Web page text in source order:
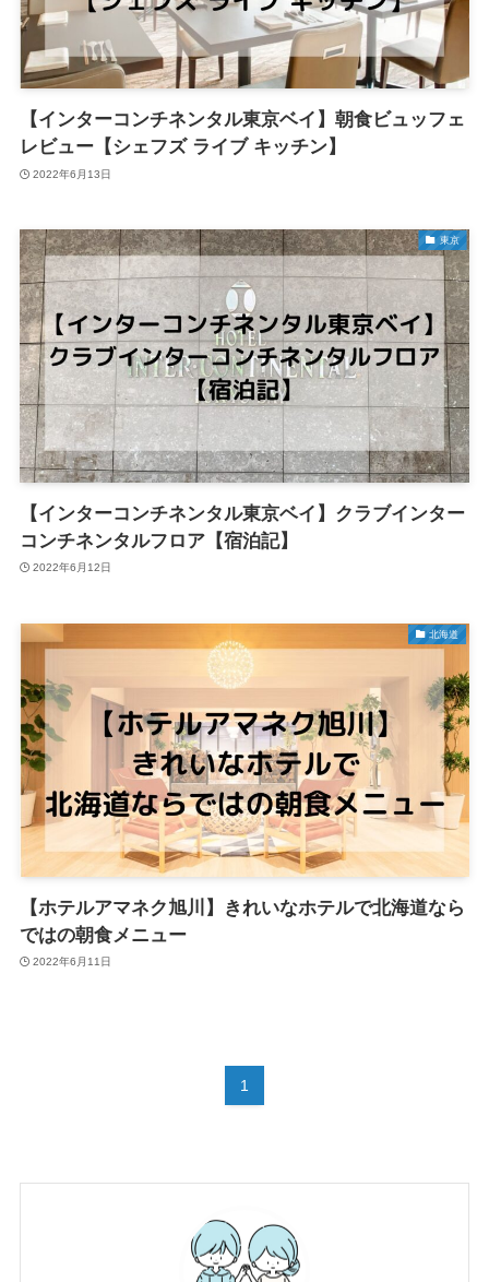
【インターコンチネンタル東京ベイ】朝食ビュッフェ
レビュー【シェフズ ライブ キッチン】
2022年6月13日
東京
【インターコンチネンタル東京ベイ】クラブインター
コンチネンタルフロア【宿泊記】
2022年6月12日
北海道
【ホテルアマネク旭川】きれいなホテルで北海道なら
ではの朝食メニュー
2022年6月11日
1